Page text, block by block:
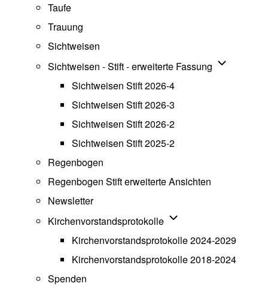
Taufe
Trauung
Sichtweisen
Sichtweisen - Stift - erweiterte Fassung
Sichtweisen Stift 2026-4
Sichtweisen Stift 2026-3
Sichtweisen Stift 2026-2
Sichtweisen Stift 2025-2
Regenbogen
Regenbogen Stift erweiterte Ansichten
Newsletter
Kirchenvorstandsprotokolle Unternavigation von
Kirchenvorstandsprotokolle 2024-2029
Kirchenvorstandsprotokolle 2018-2024
Spenden